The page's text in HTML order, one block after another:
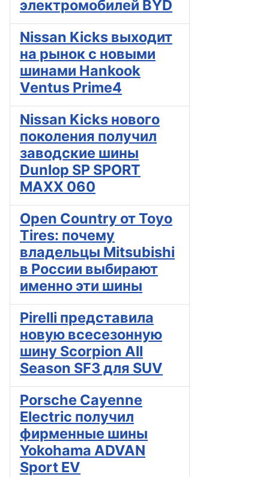
электромобилей BYD
Nissan Kicks выходит
на рынок с новыми
шинами Hankook
Ventus Prime4
Nissan Kicks нового
поколения получил
заводские шины
Dunlop SP SPORT
MAXX 060
Open Country от Toyo
Tires: почему
владельцы Mitsubishi
в России выбирают
именно эти шины
Pirelli представила
новую всесезонную
шину Scorpion All
Season SF3 для SUV
Porsche Cayenne
Electric получил
фирменные шины
Yokohama ADVAN
Sport EV